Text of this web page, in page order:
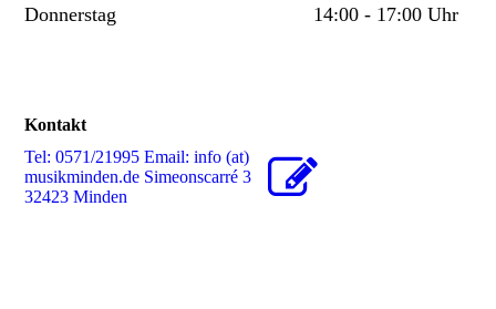
Donnerstag
14:00 - 17:00 Uhr
Kontakt
Tel: 0571/21995 Email: info (at)
musikminden.de Simeonscarré 3
32423 Minden